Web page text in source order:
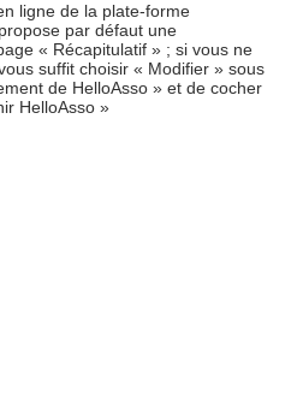
ligne de la plate-forme
par défaut une
« Récapitulatif » ; si vous ne
suffit choisir « Modifier » sous
de HelloAsso » et de cocher
HelloAsso »